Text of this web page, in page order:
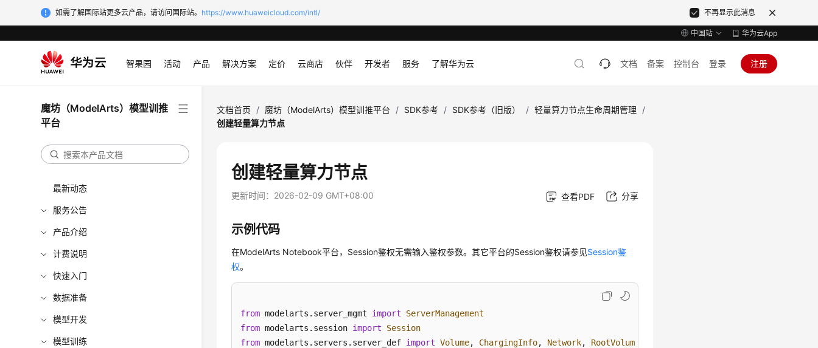
如需了解国际站更多云产品，请访问国际站。 https://www.huaweicloud.com/intl/ 不再显示此消息
中国站 华为云App
智果园 活动 产品 解决方案 定价 云商店 伙伴 开发者 服务 了解华为云 文档 备案 控制台 登录 注册
魔坊（ModelArts）模型训推
平台
最新动态
服务公告
产品介绍
计费说明
快速入门
数据准备
模型开发
模型训练
文档首页 / 魔坊（ModelArts）模型训推平台 / SDK参考 / SDK参考（旧版） / 轻量算力节点生命周期管理
/
创建轻量算力节点
创建轻量算力节点
更新时间： 2026-02-09 GMT+08:00 查看PDF 分享
示例代码
在ModelArts Notebook平台，Session鉴权无需输入鉴权参数。其它平台的Session鉴权请参见Session鉴
权。
from modelarts. server_mgmt import
ServerManagement
from modelarts. session import
Session
from modelarts. servers . server_def import Volume, ChargingInfo, Network, RootVolume